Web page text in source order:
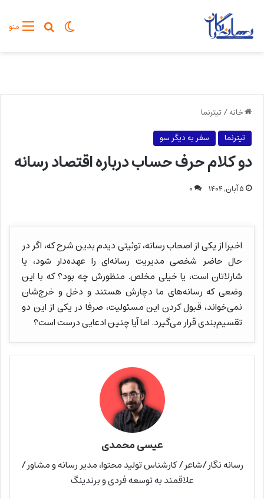
منوجستجو
تغییر پوسته
خانه/تیترنما
تیترنما
سفر به دیگر سو
دو کلام حرف حساب درباره اقتصاد رسانه
۵ آبان, ۱۴۰۴ ۰
اخیرا از یکی از اصحاب رسانه، توئیتی دیدم بدین شرح که، اگر در
حال حاضر شخصی مدیریت رسانه‌ای را عهده‌دار شود، یا
شارلاتان است، یا خیلی مخلص. منظورش چه بود؟ که با این
وضعی که رسانه‌های ما دچارش هستند و دخل و خرج‌شان
نمی‌خواند، قبول کردن این مسئولیت، صرفا در یکی از این دو
تقسیم‌بندی قرار می‌گیرد. اما آیا چنین ادعایی درست است؟
عیسی محمدی
رسانه نگار/شاعر/ کارشناس تولید محتوا، مدیر رسانه و مشاور/
علاقمند به توسعه فردی و برندینگ